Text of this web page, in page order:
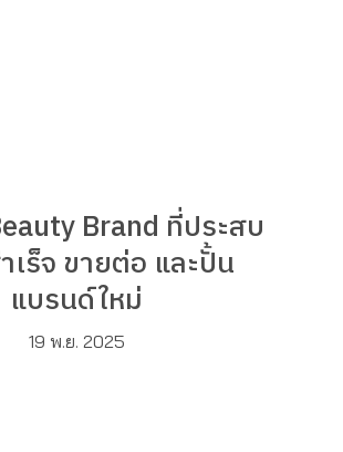
Brand ที่ประสบ
เร็จ ขายต่อ และปั้น
แบรนด์ใหม่
19 พ.ย. 2025